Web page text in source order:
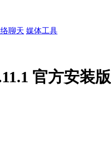
聊天 媒体工具
官方安装版